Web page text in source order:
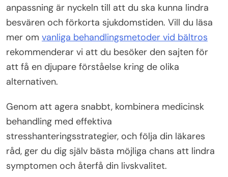
anpassning är nyckeln till att du ska kunna lindra
besvären och förkorta sjukdomstiden. Vill du läsa
mer om vanliga behandlingsmetoder vid bältros
rekommenderar vi att du besöker den sajten för
att få en djupare förståelse kring de olika
alternativen.
Genom att agera snabbt, kombinera medicinsk
behandling med effektiva
stresshanteringsstrategier, och följa din läkares
råd, ger du dig själv bästa möjliga chans att lindra
symptomen och återfå din livskvalitet.